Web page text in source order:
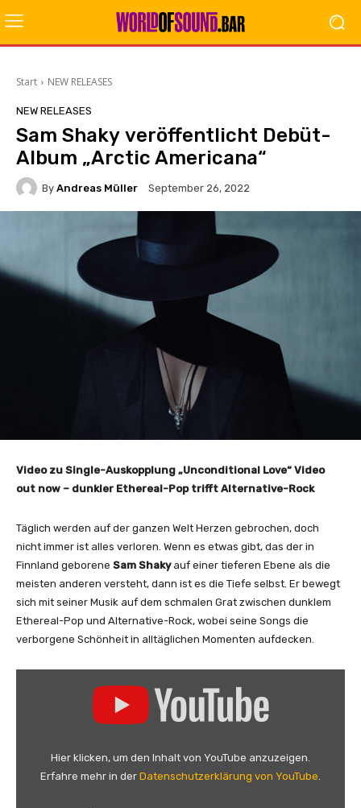
Start NEW RELEASES
NEW RELEASES
Sam Shaky veröffentlicht Debüt-
Album „Arctic Americana“
By Andreas Müller September 26, 2022
Video zu Single-Auskopplung „Unconditional Love“ Video
out now – dunkler Ethereal-Pop trifft Alternative-Rock
Täglich werden auf der ganzen Welt Herzen gebrochen, doch
nicht immer ist alles verloren. Wenn es etwas gibt, das der in
Finnland geborene Sam Shakyauf einer tieferen Ebene als die
meisten anderen versteht, dann ist es die Tiefe selbst. Er bewegt
sich mit seiner Musik auf dem schmalen Grat zwischen dunklem
Ethereal-Pop und Alternative-Rock, wobei seine Songs die
verborgene Schönheit in alltäglichen Momenten aufdecken.
Hier klicken, um den Inhalt von YouTube anzuzeigen.
Erfahre mehr in der Datenschutzerklärung von YouTube